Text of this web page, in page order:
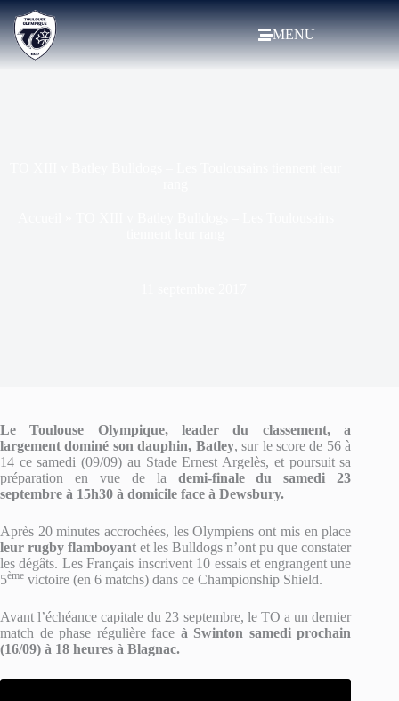
MENU
Le Toulouse Olympique, leader du classement, a
largement dominé son dauphin, Batley, sur le score de 56 à
14 ce samedi (09/09) au Stade Ernest Argelès, et poursuit sa
préparation en vue de la demi-finale du samedi 23
septembre à 15h30 à domicile face à Dewsbury.
Après 20 minutes accrochées, les Olympiens ont mis en place
leur rugby flamboyant et les Bulldogs n’ont pu que constater
les dégâts. Les Français inscrivent 10 essais et engrangent une
5ème victoire (en 6 matchs) dans ce Championship Shield.
Avant l’échéance capitale du 23 septembre, le TO a un dernier
match de phase régulière face à Swinton samedi prochain
(16/09) à 18 heures à Blagnac.